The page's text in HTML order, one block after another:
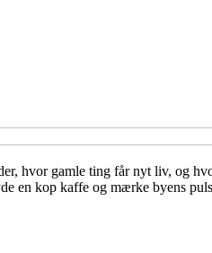
hvor gamle ting får nyt liv, og
en kop kaffe og mærke byens